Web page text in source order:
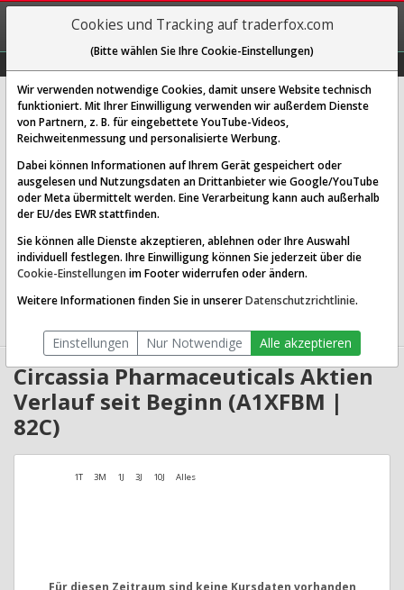
REGIS-
TRIEREN
Circassia Pharmaceuticals PLC
[82C | WKN A1XFBM | ISIN GB00BJVD3B28]
0,730 € 3,55 %
Echtzeit-Aktienkurs 08.08.2026 05:58 Uhr
BID:
Website:
http://www.circassia.com/
Sektor:
Healthcare / Medical Devices
0.27 Mrd. GBP
Anzahl
420,866,304
Circassia Pharmaceuticals Aktien
Verlauf seit Beginn (A1XFBM |
82C)
1T 3M 1J 3J 10J Alles
Cookies und Tracking auf traderfox.com
(Bitte wählen Sie Ihre Cookie-Einstellungen)
Wir verwenden notwendige Cookies, damit unsere Website technisch
funktioniert. Mit Ihrer Einwilligung verwenden wir außerdem Dienste
von Partnern, z. B. für eingebettete YouTube-Videos,
Reichweitenmessung und personalisierte Werbung.
Dabei können Informationen auf Ihrem Gerät gespeichert oder
ausgelesen und Nutzungsdaten an Drittanbieter wie Google/YouTube
oder Meta übermittelt werden. Eine Verarbeitung kann auch außerhalb
der EU/des EWR stattfinden.
Sie können alle Dienste akzeptieren, ablehnen oder Ihre Auswahl
individuell festlegen. Ihre Einwilligung können Sie jederzeit über die
Cookie-Einstellungen im Footer widerrufen oder ändern.
Weitere Informationen finden Sie in unsererDatenschutzrichtlinie.
Einstellungen Nur Notwendige Alle akzeptieren